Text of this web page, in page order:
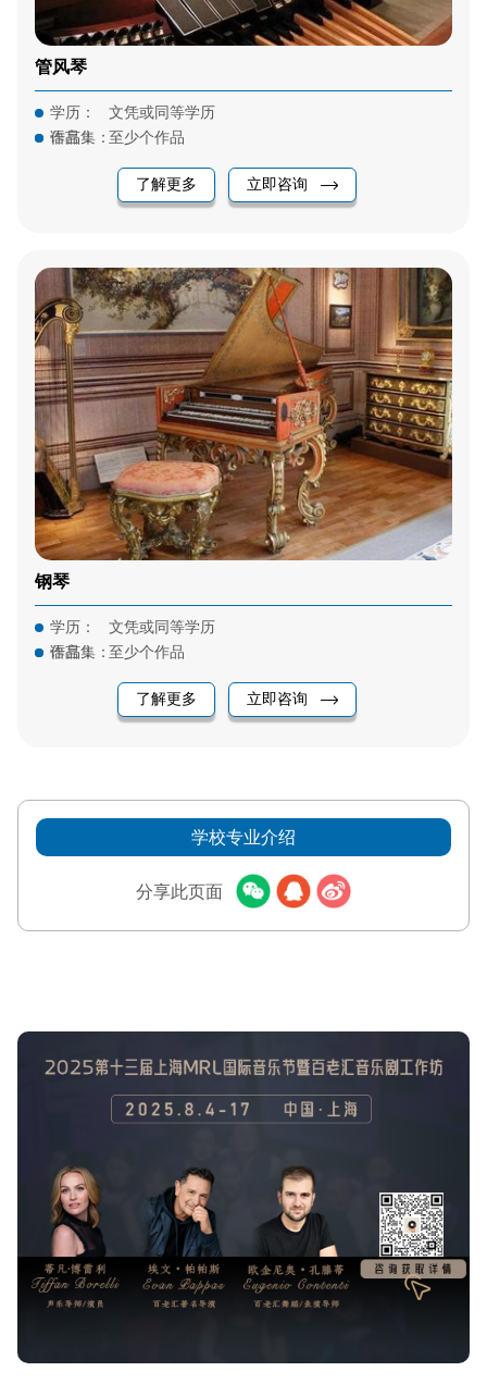
管风琴
学历：
文凭或同等学历
语言：
作品集：至少个作品
了解更多 立即咨询
钢琴
学历：
文凭或同等学历
语言：
作品集：至少个作品
了解更多 立即咨询
学校专业介绍
分享此页面